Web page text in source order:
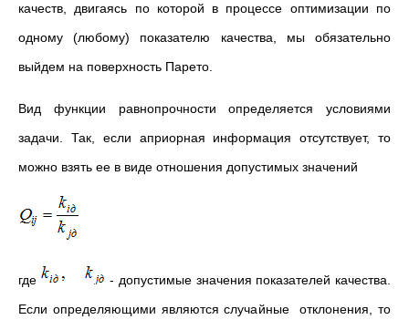
качеств, двигаясь по которой в процессе оптимизации по
одному (любому) показателю качества, мы обязательно
выйдем на поверхность Парето.
Вид функции равнопрочности определяется условиями
задачи. Так, если априорная информация отсутствует, то
можно взять ее в виде отношения допустимых значений
где
- допустимые значения показателей качества.
Если определяющими являются случайные отклонения, то